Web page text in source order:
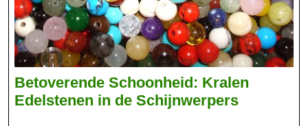
Betoverende Schoonheid: Kralen
Edelstenen in de Schijnwerpers